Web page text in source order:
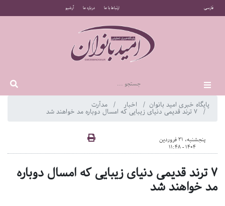
فارسی ارتباط با ما درباره ما آرشیو
پایگاه خبری امید بانوان اخبار مدآرت
پنجشنبه، 21 فروردین
1404 - 11:48
۷ ترند قدیمی دنیای زیبایی که امسال دوباره
مد خواهند شد